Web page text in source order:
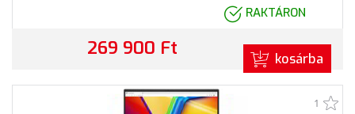
RAKTÁRON
269 900 Ft kosárba
1